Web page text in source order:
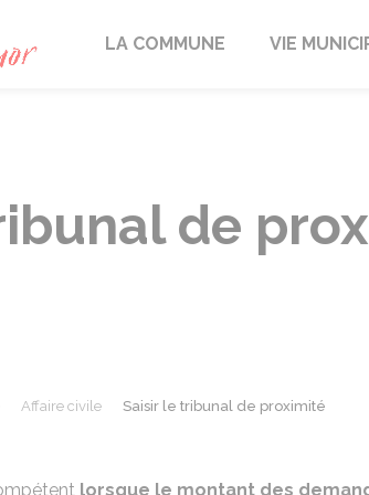
TréoganLA COMMUNE VIE
de
Affaire civile Saisir le tribunal de proximité
lorsque le montant des